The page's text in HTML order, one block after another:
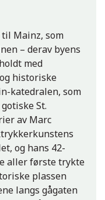
Mainz, som
– derav byens
med
historiske
katedralen, som
St.
av Marc
og hans 42-
aller første trykte
plassen
langs gågaten